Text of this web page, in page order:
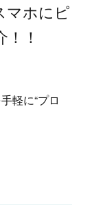
マホにピ
！
軽に“プロ